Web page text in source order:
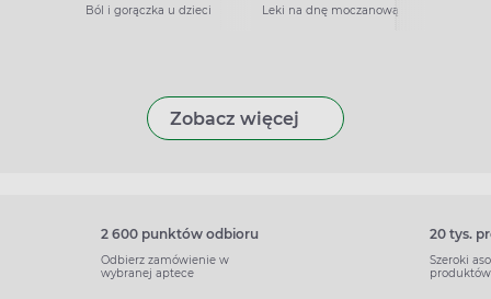
Ból i gorączka u dzieci
Leki na dnę moczanową
Zobacz więcej
2 600 punktów odbioru
Odbierz zamówienie w
wybranej aptece
20 tys.
Szeroki
produktów